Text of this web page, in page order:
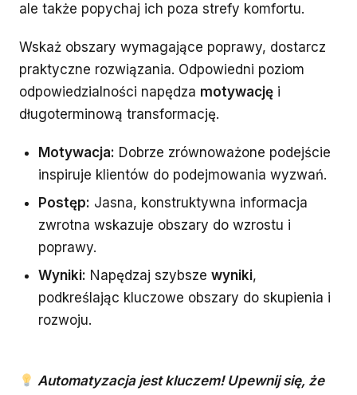
ale także popychaj ich poza strefy komfortu.
Wskaż obszary wymagające poprawy, dostarcz
praktyczne rozwiązania. Odpowiedni poziom
odpowiedzialności napędza motywację i
długoterminową transformację.
Motywacja: Dobrze zrównoważone podejście
inspiruje klientów do podejmowania wyzwań.
Postęp: Jasna, konstruktywna informacja
zwrotna wskazuje obszary do wzrostu i
poprawy.
Wyniki: Napędzaj szybsze wyniki,
podkreślając kluczowe obszary do skupienia i
rozwoju.
Automatyzacja jest kluczem! Upewnij się, że